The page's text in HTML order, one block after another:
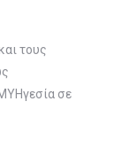
τους
σε